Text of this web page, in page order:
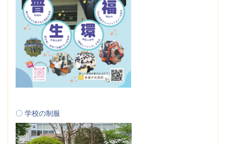
〇 学校の制服